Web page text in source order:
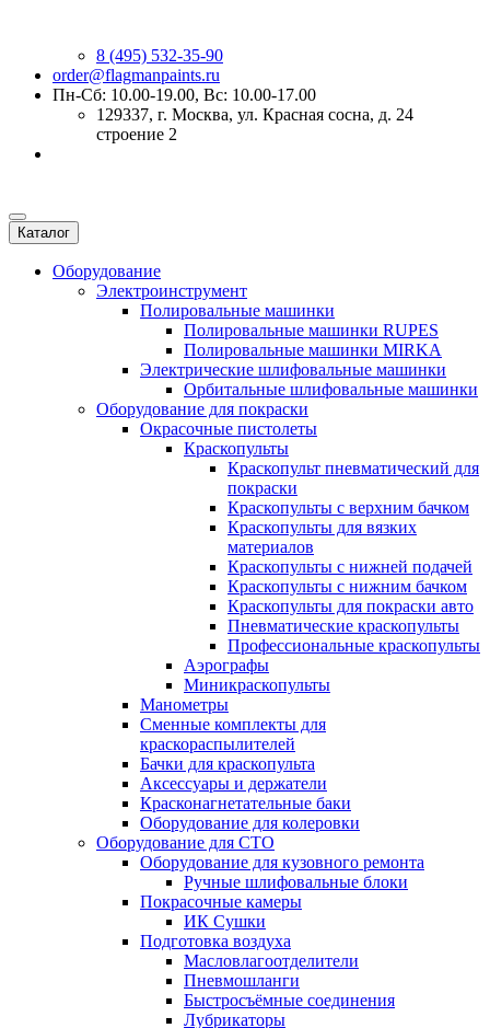
8 (495) 532-35-90
order@flagmanpaints.ru
Пн-Сб: 10.00-19.00, Вс: 10.00-17.00
129337, г. Москва, ул. Красная сосна, д. 24
строение 2
Каталог
Оборудование
Электроинструмент
Полировальные машинки
Полировальные машинки RUPES
Полировальные машинки MIRKA
Электрические шлифовальные машинки
Орбитальные шлифовальные машинки
Оборудование для покраски
Окрасочные пистолеты
Краскопульты
Краскопульт пневматический для
покраски
Краскопульты с верхним бачком
Краскопульты для вязких
материалов
Краскопульты с нижней подачей
Краскопульты с нижним бачком
Краскопульты для покраски авто
Пневматические краскопульты
Профессиональные краскопульты
Аэрографы
Миникраскопульты
Манометры
Сменные комплекты для
краскораспылителей
Бачки для краскопульта
Аксессуары и держатели
Красконагнетательные баки
Оборудование для колеровки
Оборудование для СТО
Оборудование для кузовного ремонта
Ручные шлифовальные блоки
Покрасочные камеры
ИК Сушки
Подготовка воздуха
Масловлагоотделители
Пневмошланги
Быстросъёмные соединения
Лубрикаторы